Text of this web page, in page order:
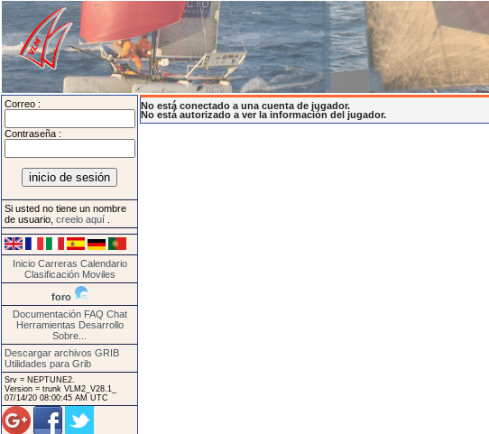
Correo :
Contraseña :
Si usted no tiene un nombre
de usuario, creelo aquí
Inicio Carreras Calendario
Clasificación Moviles
foro
Documentación FAQ Chat
Herramientas Desarrollo
Sobre...
Descargar archivos GRIB
Utilidades para Grib
Srv = NEPTUNE2.
Version = trunk VLM2_V28.1_
07/14/20 08:00:45 AM UTC
No está conectado a una cuenta de jugador.
No está autorizado a ver la información del jugador.